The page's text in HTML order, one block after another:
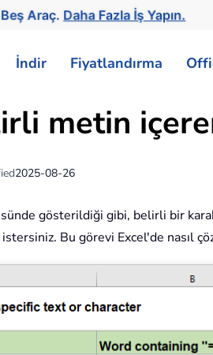
Araç.Daha Fazla İş Yapın.
İndir Fiyatlandırma
metin
2025-08-26
gösterildiği gibi, belirli bir
Bu görevi Excel'de nasıl